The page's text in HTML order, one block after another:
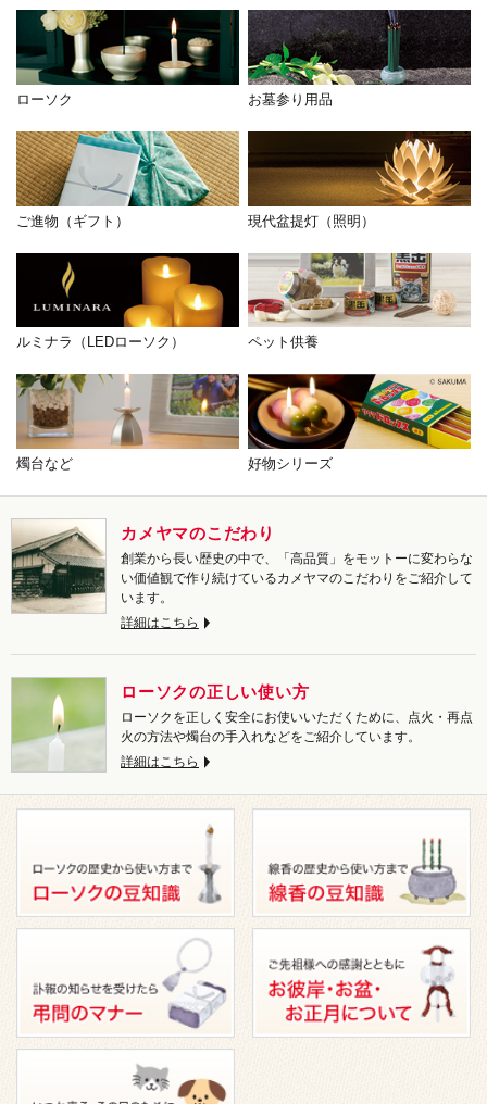
ローソク お墓参り用品
ご進物（ギフト） 現代盆提灯（照明）
ルミナラ（LEDローソク） ペット供養
燭台など 好物シリーズ
カメヤマのこだわり
創業から長い歴史の中で、「高品質」をモットーに変わらな
い価値観で作り続けているカメヤマのこだわりをご紹介して
います。
詳細はこちら
ローソクの正しい使い方
ローソクを正しく安全にお使いいただくために、点火・再点
火の方法や燭台の手入れなどをご紹介しています。
詳細はこちら